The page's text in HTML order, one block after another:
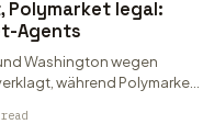
Polymarket legal:
Agents
Washington wegen
während Polymarket